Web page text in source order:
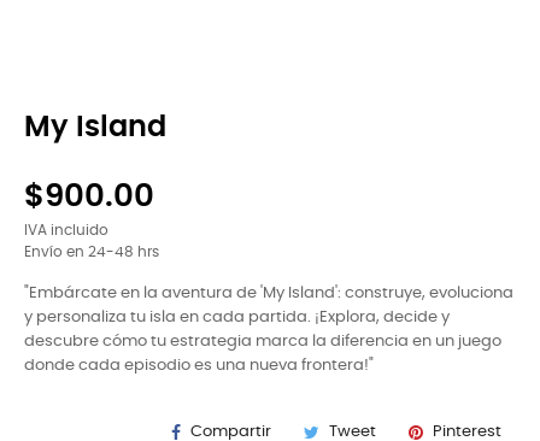
My Island
$900.00
IVA incluido
Envío en 24-48 hrs
"Embárcate en la aventura de 'My Island': construye, evoluciona
y personaliza tu isla en cada partida. ¡Explora, decide y
descubre cómo tu estrategia marca la diferencia en un juego
donde cada episodio es una nueva frontera!"
Compartir Tweet Pinterest